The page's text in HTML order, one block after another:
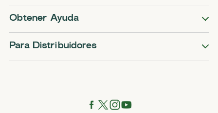
Obtener Ayuda
Para Distribuidores